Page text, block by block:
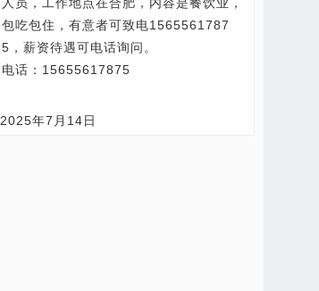
包吃包住，有意者可致电1565561787
5，薪资待遇可电话询问。
电话：15655617875
2025年7月14日